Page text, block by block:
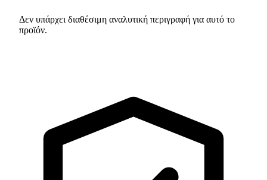
Δεν υπάρχει διαθέσιμη αναλυτική περιγραφή για αυτό το
προϊόν.